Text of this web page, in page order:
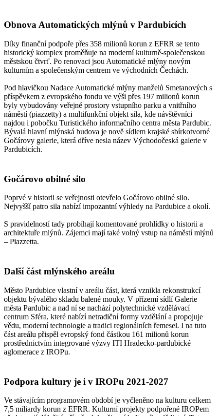
Obnova Automatických mlýnů v Pardubicích
Díky finanční podpoře přes 358 milionů korun z EFRR se tento
historický komplex proměňuje na moderní kulturně-společenskou
městskou čtvrť. Po renovaci jsou Automatické mlýny novým
kulturním a společenským centrem ve východních Čechách.
Pod hlavičkou Nadace Automatické mlýny manželů Smetanových s
příspěvkem z evropského fondu ve výši přes 197 milionů korun
byly vybudovány veřejné prostory vstupního parku a vnitřního
náměstí (piazzetty) a multifunkční objekt sila, kde návštěvníci
najdou i pobočku Turistického informačního centra města Pardubic.
Bývalá hlavní mlýnská budova je nově sídlem krajské sbírkotvorné
Gočárovy galerie, která dříve nesla název Východočeská galerie v
Pardubicích.
Gočárovo obilné silo
Poprvé v historii se veřejnosti otevřelo Gočárovo obilné silo.
Nejvyšší patro sila nabízí impozantní výhledy na Pardubice a okolí.
S pravidelností tady probíhají komentované prohlídky o historii a
architektuře mlýnů. Zájemci mají také volný vstup na náměstí mlýnů
– Piazzetta.
Další část mlýnského areálu
Město Pardubice vlastní v areálu část, která vznikla rekonstrukcí
objektu bývalého skladu balené mouky. V přízemí sídlí Galerie
města Pardubic a nad ní se nachází polytechnické vzdělávací
centrum Sféra, které nabízí netradiční formy vzdělání a propojuje
vědu, moderní technologie a tradici regionálních řemesel. I na tuto
část areálu přispěl evropský fond částkou 161 milionů korun
prostřednictvím integrované výzvy ITI Hradecko-pardubické
aglomerace z IROPu.
Podpora kultury je i v IROPu 2021-2027
Ve stávajícím programovém období je vyčleněno na kulturu celkem
7,5 miliardy korun z EFRR. Kulturní projekty podpořené IROPem